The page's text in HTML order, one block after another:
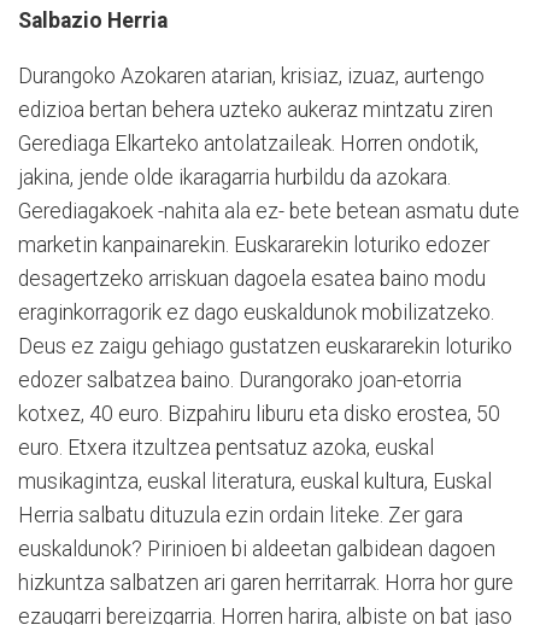
Salbazio Herria
Durangoko Azokaren atarian, krisiaz, izuaz, aurtengo
edizioa bertan behera uzteko aukeraz mintzatu ziren
Gerediaga Elkarteko antolatzaileak. Horren ondotik,
jakina, jende olde ikaragarria hurbildu da azokara.
Gerediagakoek -nahita ala ez- bete betean asmatu dute
marketin kanpainarekin. Euskararekin loturiko edozer
desagertzeko arriskuan dagoela esatea baino modu
eraginkorragorik ez dago euskaldunok mobilizatzeko.
Deus ez zaigu gehiago gustatzen euskararekin loturiko
edozer salbatzea baino. Durangorako joan-etorria
kotxez, 40 euro. Bizpahiru liburu eta disko erostea, 50
euro. Etxera itzultzea pentsatuz azoka, euskal
musikagintza, euskal literatura, euskal kultura, Euskal
Herria salbatu dituzula ezin ordain liteke. Zer gara
euskaldunok? Pirinioen bi aldeetan galbidean dagoen
hizkuntza salbatzen ari garen herritarrak. Horra hor gure
ezaugarri bereizgarria. Horren harira, albiste on bat jaso